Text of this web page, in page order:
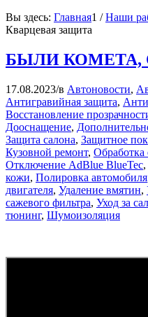
Вы здесь: Главная1 / Наши
Кварцевая защита
БЫЛИ КОМЕТА,
17.08.2023/в Автоновости,
Антигравийная защита,
Восстановление
Дооснащение,
Защита салона, Защитное
Кузовной ремонт, Обработка
Отключение AdBlue BlueTec,
кожи, Полировка автомобиля
двигателя, Удаление вмятин,
сажевого фильтра, Уход за
тюнинг, Шумоизоляция